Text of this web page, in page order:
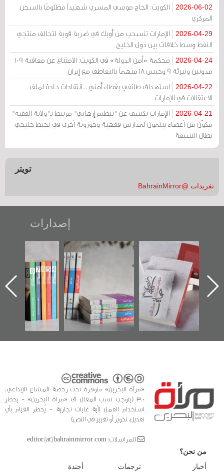
2026-06-02
الكويت: الحاج موسى المسري شهيداً مظلومًا بالسجن
المركزي
2026-04-29
الإمارات تنسحب من أوبك في ضربة قوية لتحالف منتجي
النفط وسط خلافات بين دول الخليج
2026-04-24
محكمة «أمن الدولة» في الكويت: الامتناع عن معاقبة 109
مدونين وتبرئة 9 وحبس 18 متهماً بالتعاطف مع إيران
2026-04-22
استهداف طائفي بغطاء أمني .. انتقادات حادة لملف
الاعتقالات في الإمارات
2026-04-21
الإمارات تكشف عن "تنظيم إرهابي" مرتبط بـ"ولاية الفقيه"
مكوّن من أعضاء ينتمون لمدارس فقهية وحوزوية أخرى في تخبط خليجي
يطال الشيعة
تويتر
تغريدات @BahrainMirror
إصدارات
تصنيف موضوعي
للوثائق البريطانية
يقدمه «مركز أوال»
كتب
"مرآة البحرين"
تصدر حصاد
الساحات 2019
جديدة
عسكري
«مرآة
«مرآة البحرين» متوفرة تحت رخصة المشاع الإبداعي،
3.0 (يتوجب نسب المقال الى «مراة البحرين» - يحظر
استخدام العمل لأية غايات تجارية - يُحظر القيام بأي
تعديل، تحوير أو تغيير في النص)
للمراسلات: editor [at] bahrainmirror.com
من نحن؟
أخبار
ترجمات أجندة